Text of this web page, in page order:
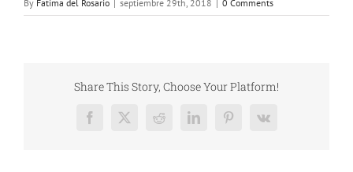
By Fatima del Rosario | septiembre 29th, 2018 | 0 Comments
Share This Story, Choose Your Platform!
Facebook
X RedditLinkedInPinterest
Vk